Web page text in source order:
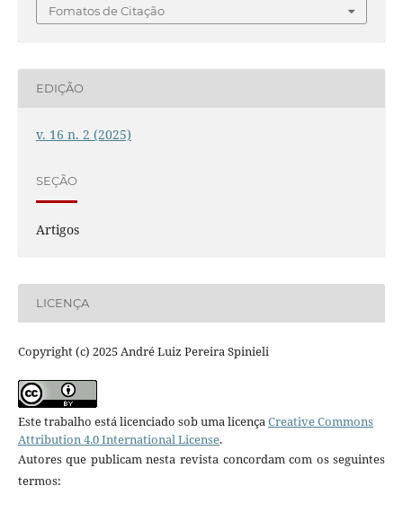
Fomatos de Citação
EDIÇÃO
v. 16 n. 2 (2025)
SEÇÃO
Artigos
LICENÇA
Copyright (c) 2025 André Luiz Pereira Spinieli
Este trabalho está licenciado sob uma licençaCreative Commons
Attribution 4.0 International License.
Autores que publicam nesta revista concordam com os seguintes
termos: